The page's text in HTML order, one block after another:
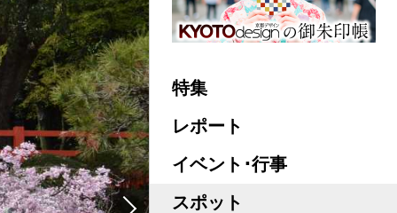
特集
レポート
イベント･行事
スポット